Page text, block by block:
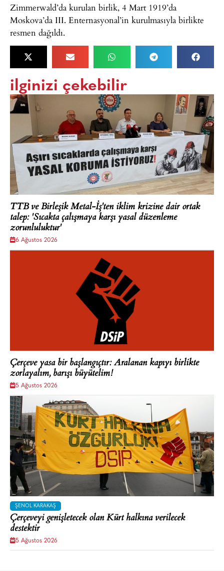
Zimmerwald’da kurulan birlik, 4 Mart 1919’da
Moskova’da III. Enternasyonal’in kurulmasıyla birlikte
resmen dağıldı.
ilginizi çekebilir
TTB ve Birleşik Metal-İş'ten iklim krizine dair ortak
talep: 'Sıcakta çalışmaya karşı yasal düzenleme
zorunluluktur'
6 Ağustos 2026
Çerçeve yasa bir başlangıçtır: Aralanan kapıyı birlikte
zorlayalım, barışı büyütelim!
5 Ağustos 2026
ŞENOL KARAKAŞ
Çerçeveyi genişletecek olan Kürt halkına verilecek
destektir
5 Ağustos 2026